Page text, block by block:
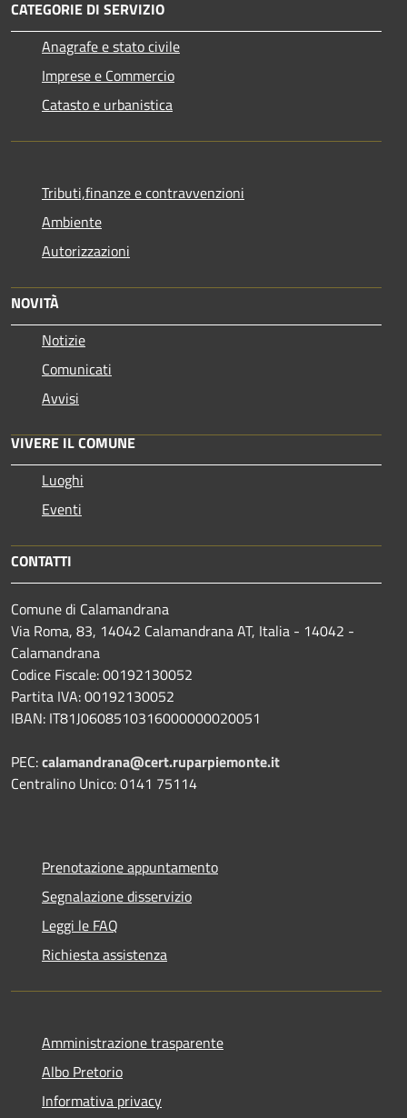
CATEGORIE DI SERVIZIO
Anagrafe e stato civile
Imprese e Commercio
Catasto e urbanistica
Tributi,finanze e contravvenzioni
Ambiente
Autorizzazioni
NOVITÀ
Notizie
Comunicati
Avvisi
VIVERE IL COMUNE
Luoghi
Eventi
CONTATTI
Comune di Calamandrana
Via Roma, 83, 14042 Calamandrana AT, Italia - 14042 -
Calamandrana
Codice Fiscale: 00192130052
Partita IVA: 00192130052
IBAN: IT81J0608510316000000020051
PEC:calamandrana@cert.ruparpiemonte.it
Centralino Unico: 0141 75114
Prenotazione appuntamento
Segnalazione disservizio
Leggi le FAQ
Richiesta assistenza
Amministrazione trasparente
Albo Pretorio
Informativa privacy